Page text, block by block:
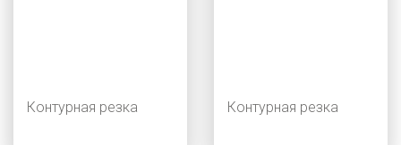
Контурная резка Контурная резка